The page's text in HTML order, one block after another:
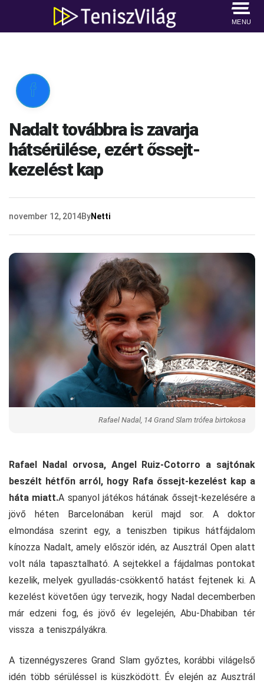
MENU

Nadalt továbbra is zavarja
hátsérülése, ezért őssejt-
kezelést kap
november 12, 2014ByNetti
Rafael Nadal, 14 Grand Slam trófea birtokosa
Rafael Nadal orvosa, Angel Ruiz-Cotorro a sajtónak
beszélt hétfőn arról, hogy Rafa őssejt-kezelést kap a
háta miatt.A spanyol játékos hátának őssejt-kezelésére a
jövő héten Barcelonában kerül majd sor. A doktor
elmondása szerint egy, a teniszben tipikus hátfájdalom
kínozza Nadalt, amely először idén, az Ausztrál Open alatt
volt nála tapasztalható. A sejtekkel a fájdalmas pontokat
kezelik, melyek gyulladás-csökkentő hatást fejtenek ki. A
kezelést követően úgy tervezik, hogy Nadal decemberben
már edzeni fog, és jövő év legelején, Abu-Dhabiban tér
vissza a teniszpályákra.
A tizennégyszeres Grand Slam győztes, korábbi világelső
idén több sérüléssel is küszködött. Év elején az Ausztrál